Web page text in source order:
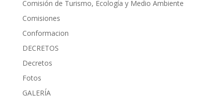
Comisión de Turismo, Ecología y Medio Ambiente
Comisiones
Conformacion
DECRETOS
Decretos
Fotos
GALERÍA